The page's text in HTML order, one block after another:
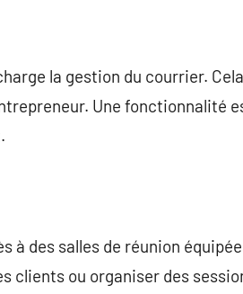
la gestion du courrier.
Une fonctionnalité
à des salles de réunion
clients ou organiser des